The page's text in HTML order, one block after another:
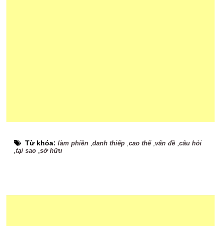
Từ khóa:làm phiền ,danh thiếp ,cao thế,vấn đề ,câu hỏi
,tại sao ,sở hữu